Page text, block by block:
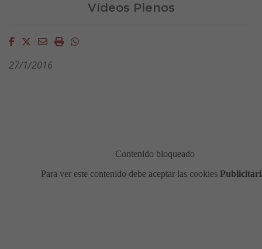
Vídeos Plenos
Facebook
Twitter
EmailImprimirWhatsapp
27/1/2016